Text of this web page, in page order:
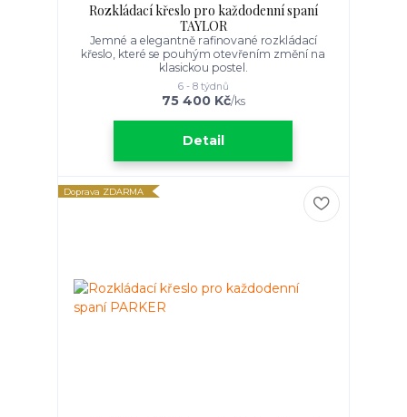
Rozkládací křeslo pro každodenní spaní
TAYLOR
Jemné a elegantně rafinované rozkládací
křeslo, které se pouhým otevřením změní na
klasickou postel.
75 400 Kč/ks
6 - 8 týdnů
Detail
Doprava ZDARMA